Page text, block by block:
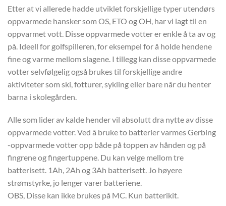
Etter at vi allerede hadde utviklet forskjellige typer utendørs
oppvarmede hansker som OS, ETO og OH, har vi lagt til en
oppvarmet vott. Disse oppvarmede votter er enkle å ta av og
på. Ideell for golfspilleren, for eksempel for å holde hendene
fine og varme mellom slagene. I tillegg kan disse oppvarmede
votter selvfølgelig også brukes til forskjellige andre
aktiviteter som ski, fotturer, sykling eller bare når du henter
barna i skolegården.
Alle som lider av kalde hender vil absolutt dra nytte av disse
oppvarmede votter. Ved å bruke to batterier varmes Gerbing
-oppvarmede votter opp både på toppen av hånden og på
fingrene og fingertuppene. Du kan velge mellom tre
batterisett. 1Ah, 2Ah og 3Ah batterisett. Jo høyere
strømstyrke, jo lenger varer batteriene.
OBS, Disse kan ikke brukes på MC. Kun batterikit.